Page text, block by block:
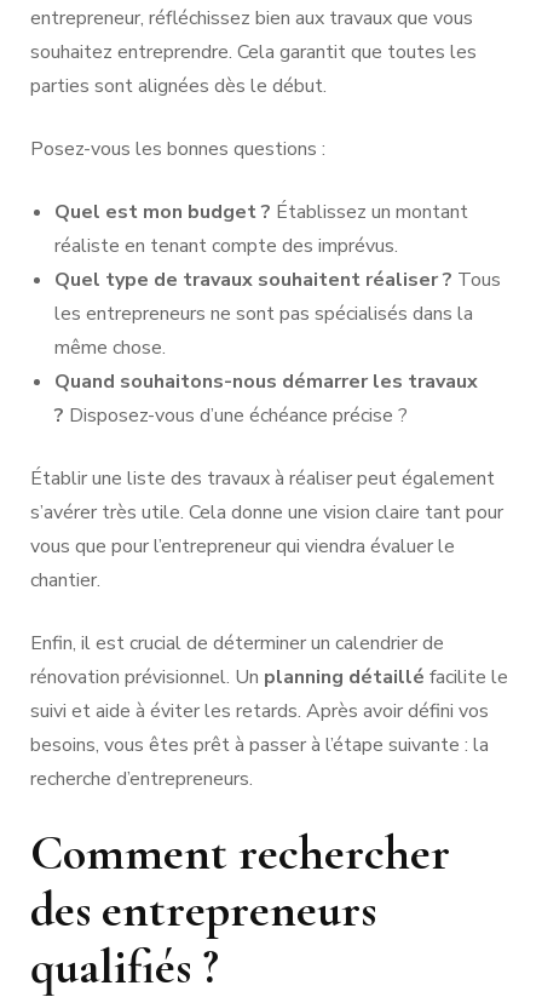
entrepreneur, réfléchissez bien aux travaux que vous
souhaitez entreprendre. Cela garantit que toutes les
parties sont alignées dès le début.
Posez-vous les bonnes questions :
Quel est mon budget ? Établissez un montant
réaliste en tenant compte des imprévus.
Quel type de travaux souhaitent réaliser ? Tous
les entrepreneurs ne sont pas spécialisés dans la
même chose.
Quand souhaitons-nous démarrer les travaux
? Disposez-vous d’une échéance précise ?
Établir une liste des travaux à réaliser peut également
s’avérer très utile. Cela donne une vision claire tant pour
vous que pour l’entrepreneur qui viendra évaluer le
chantier.
Enfin, il est crucial de déterminer un calendrier de
rénovation prévisionnel. Un planning détaillé facilite le
suivi et aide à éviter les retards. Après avoir défini vos
besoins, vous êtes prêt à passer à l’étape suivante : la
recherche d’entrepreneurs.
Comment rechercher
des entrepreneurs
qualifiés ?